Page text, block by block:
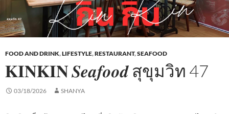
FOOD AND DRINK,LIFESTYLE,RESTAURANT,SEAFOOD
𝐊𝐈𝐍𝐊𝐈𝐍 𝑺𝒆𝒂𝒇𝒐𝒐𝒅 สุขุมวิท 47
03/18/2026 SHANYA